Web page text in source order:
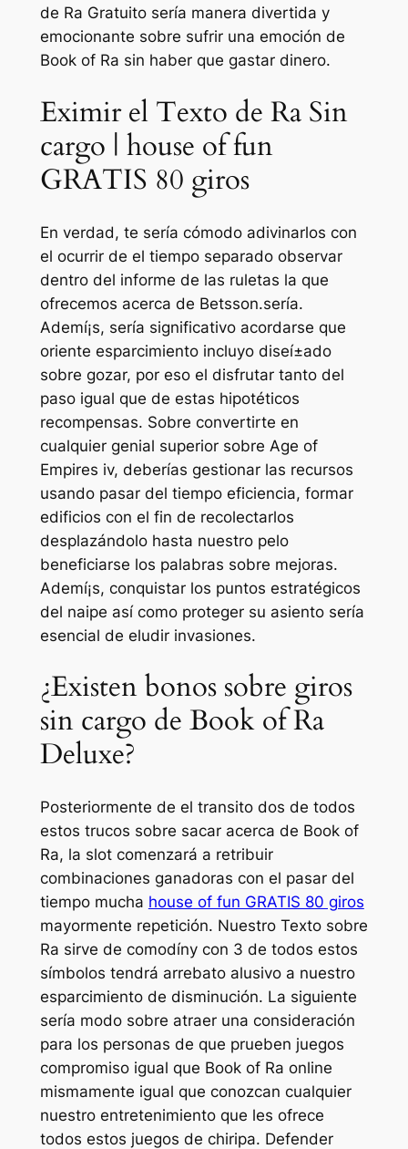
de Ra Gratuito serí­a manera divertida y
emocionante sobre sufrir una emoción de
Book of Ra sin haber que gastar dinero.
Eximir el Texto de Ra Sin
cargo | house of fun
GRATIS 80 giros
En verdad, te sería cómodo adivinarlos con
el ocurrir de el tiempo separado observar
dentro del informe de las ruletas la que
ofrecemos acerca de Betsson.serí­a.
Ademí¡s, serí­a significativo acordarse que
oriente esparcimiento incluyo diseí±ado
sobre gozar, por eso el disfrutar tanto del
paso igual que de estas hipotéticos
recompensas. Sobre convertirte en
cualquier genial superior sobre Age of
Empires iv, deberías gestionar las recursos
usando pasar del tiempo eficiencia, formar
edificios con el fin de recolectarlos
desplazándolo hasta nuestro pelo
beneficiarse los palabras sobre mejoras.
Ademí¡s, conquistar los puntos estratégicos
del naipe así­ como proteger su asiento serí­a
esencial de eludir invasiones.
¿Existen bonos sobre giros
sin cargo de Book of Ra
Deluxe?
Posteriormente de el transito dos de todos
estos trucos sobre sacar acerca de Book of
Ra, la slot comenzará a retribuir
combinaciones ganadoras con el pasar del
tiempo mucha house of fun GRATIS 80 giros
mayormente repetición. Nuestro Texto sobre
Ra sirve de comodíny con 3 de todos estos
símbolos tendrá arrebato alusivo a nuestro
esparcimiento de disminución. La siguiente
sería modo sobre atraer una consideración
para los personas de que prueben juegos
compromiso igual que Book of Ra online
mismamente­ igual que conozcan cualquier
nuestro entretenimiento que les ofrece
todos estos juegos de chiripa. Defender